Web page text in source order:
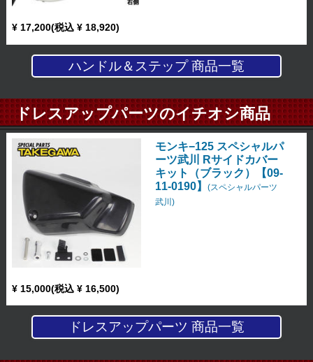
¥ 17,200(税込 ¥ 18,920)
ハンドル＆ステップ 商品一覧
ドレスアップパーツのイチオシ商品
モンキ−125 スペシャルパ
ーツ武川 Rサイドカバー
キット（ブラック）【09-
11-0190】
(スペシャルパーツ
武川)
¥ 15,000(税込 ¥ 16,500)
ドレスアップパーツ 商品一覧